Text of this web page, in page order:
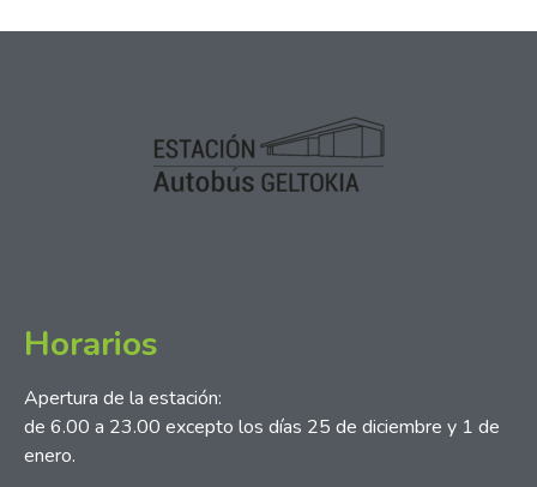
Horarios
Apertura de la estación:
de 6.00 a 23.00 excepto los días 25 de diciembre y 1 de
enero.